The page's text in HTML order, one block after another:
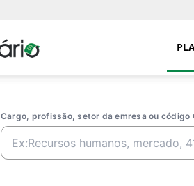
Portal
Cargo, profissão, setor da emresa ou código